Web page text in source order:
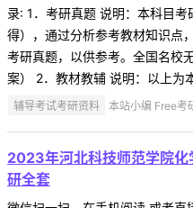
录: 1．考研真题 说明：本科目
得），通过分析参考教材知识点
考研真题，以供参考。全国名校
案） 2．教材教辅 说明：以上为
辅导考试考研资料 本站小编 Free
2023年河北科技师范学院
研全套